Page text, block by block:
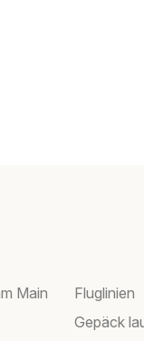
Main
Fluglinien
Gepäck